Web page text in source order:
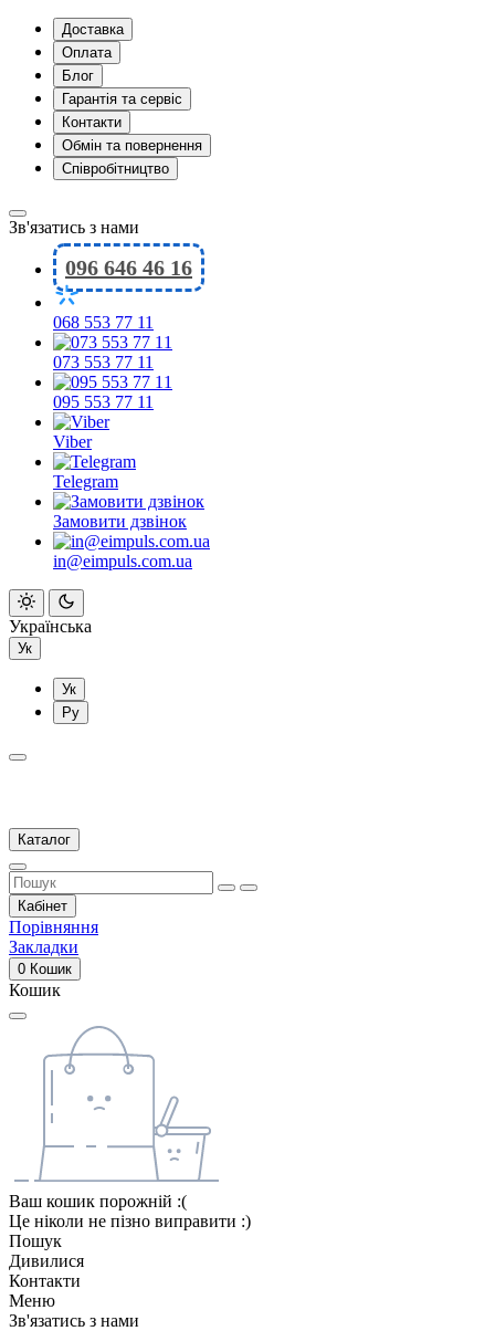
Доставка
Оплата
Блог
Гарантія та сервіс
Контакти
Обмін та повернення
Співробітництво
Зв'язатись з нами
096 646 46 16
068 553 77 11
073 553 77 11
095 553 77 11
Viber
Telegram
Замовити дзвінок
in@eimpuls.com.ua
Українська
Ук
Ук
Ру
Каталог
Кабінет
Порівняння
Закладки
0 Кошик
Кошик
Ваш кошик порожній :(
Це ніколи не пізно виправити :)
Пошук
Дивилися
Контакти
Меню
Зв'язатись з нами